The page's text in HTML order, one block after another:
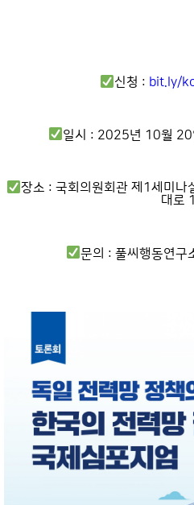
신청 : bit.ly/
일시 : 2025년 10월 20
장소 : 국회의원회관 제1세미나
대로
문의 : 풀씨행동연